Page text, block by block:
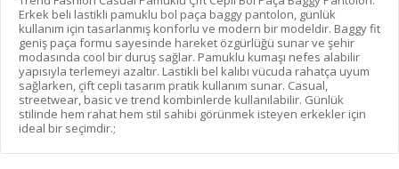
Erkek beli lastikli pamuklu bol paça baggy pantolon, günlük
kullanım için tasarlanmış konforlu ve modern bir modeldir. Baggy fit
geniş paça formu sayesinde hareket özgürlüğü sunar ve şehir
modasında cool bir duruş sağlar. Pamuklu kumaşı nefes alabilir
yapısıyla terlemeyi azaltır. Lastikli bel kalıbı vücuda rahatça uyum
sağlarken, çift cepli tasarım pratik kullanım sunar. Casual,
streetwear, basic ve trend kombinlerde kullanılabilir. Günlük
stilinde hem rahat hem stil sahibi görünmek isteyen erkekler için
ideal bir seçimdir.;